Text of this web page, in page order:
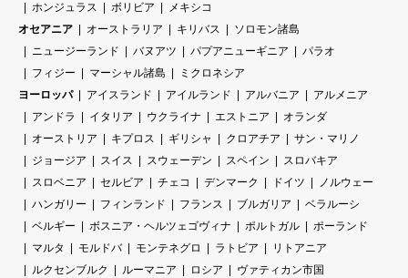
ホンジュラス
ボリビア
メキシコ
オセアニア
オーストラリア キリバス
ソロモン諸島
ニュージーランド
バヌアツ パプアニューギニア
パラオ
フィジー
マーシャル諸島
ミクロネシア
ヨーロッパ
アイスランド アイルランド アルバニア
アルメニア
アンドラ
イタリア ウクライナ エストニア
オランダ
オーストリア
キプロス ギリシャ クロアチア
サン・マリノ
ジョージア
スイス スウェーデン スペイン
スロバキア
スロベニア
セルビア チェコ デンマーク ドイツ
ノルウェー
ハンガリー
フィンランド フランス ブルガリア
ベラルーシ
ベルギー
ボスニア・ヘルツェゴヴィナ ポルトガル
ポーランド
マルタ
モルドバ モンテネグロ ラトビア
リトアニア
ルクセンブルク
ルーマニア ロシア
ヴァティカン市国